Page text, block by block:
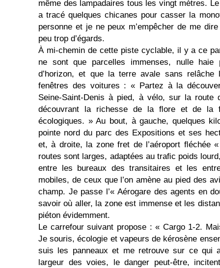
même des lampadaires tous les vingt mètres.
a tracé quelques chicanes pour casser la
personne et je ne peux m’empêcher de me
peu trop d’égards.
À mi-chemin de cette piste cyclable, il y a ce
ne sont que parcelles immenses, nulle haie
d’horizon, et que la terre avale sans
fenêtres des voitures : « Partez à la
Seine-Saint-Denis à pied, à vélo, sur la route
découvrant la richesse de la ﬂore et de la
écologiques. » Au bout, à gauche, quelques
pointe nord du parc des Expositions et ses
et, à droite, la zone fret de l’aéroport ﬂéchée
routes sont larges, adaptées au traﬁc poids
entre les bureaux des transitaires et les
mobiles, de ceux que l’on amène au pied des
champ. Je passe l’« Aérogare des agents en
savoir où aller, la zone est immense et les
piéton évidemment.
Le carrefour suivant propose : « Cargo 1-2.
Je souris, écologie et vapeurs de kérosène
suis les panneaux et me retrouve sur ce qui
largeur des voies, le danger peut-être,